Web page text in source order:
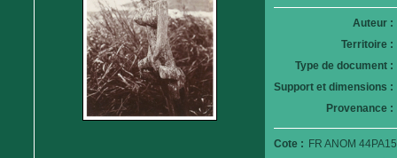
Auteur :
Territoire :
Type de document :
Support et dimensions :
Provenance :
Cote : FR ANOM